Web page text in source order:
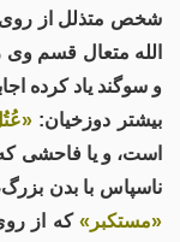
شخص متذلل از روی
الله متعال قسم
و سوگند یاد کرده
بیشتر دوزخیان:
است، و یا فاحشی
ناسپاس با بدن
«مستکبر» که از